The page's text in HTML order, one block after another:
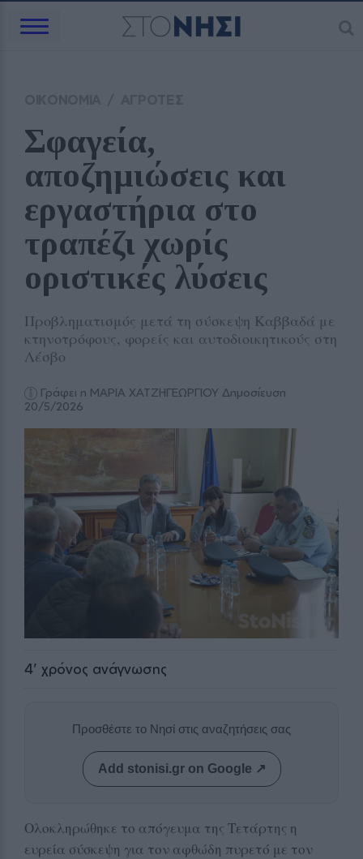
Σφαγεία,
αποζημιώσεις και
εργαστήρια στο
τραπέζι χωρίς
οριστικές λύσεις
Προβληματισμός μετά τη σύσκεψη Καββαδά με
κτηνοτρόφους, φορείς και αυτοδιοικητικούς στη
Λέσβο
Γράφει η ΜΑΡΙΑ ΧΑΤΖΗΓΕΩΡΓΙΟΥ Δημοσίευση
20/5/2026
4' χρόνος ανάγνωσης
Προσθέστε το Νησί στις αναζητήσεις σας
Add stonisi.gr on Google ↗
Ολοκληρώθηκε το απόγευμα της Τετάρτης η
ευρεία σύσκεψη για τον αφθώδη πυρετό με τον